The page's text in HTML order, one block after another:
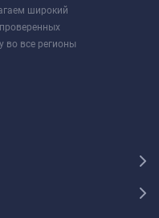
широкий
во все регионы